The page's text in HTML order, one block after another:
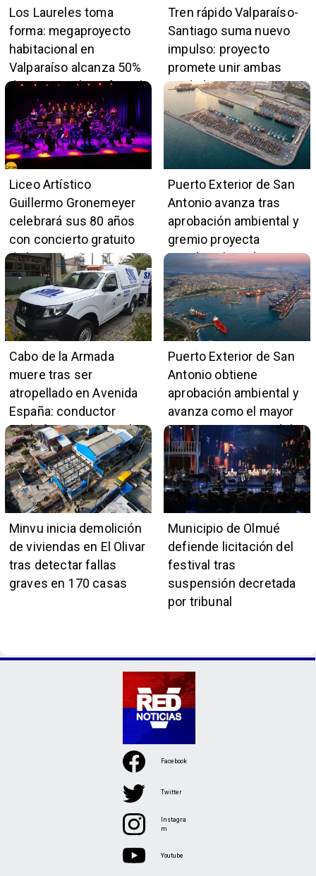
Los Laureles toma
forma: megaproyecto
habitacional en
Valparaíso alcanza 50%
de avance y beneficiará
a 396 familias
Tren rápido Valparaíso-
Santiago suma nuevo
impulso: proyecto
promete unir ambas
ciudades en 45 minutos
Liceo Artístico
Guillermo Gronemeyer
celebrará sus 80 años
con concierto gratuito
de la Orquesta Marga
Marga
Puerto Exterior de San
Antonio avanza tras
aprobación ambiental y
gremio proyecta
impulso al empleo y
comercio local
Cabo de la Armada
muere tras ser
atropellado en Avenida
España: conductor
también pertenece a la
institución naval
Puerto Exterior de San
Antonio obtiene
aprobación ambiental y
avanza como el mayor
proyecto portuario del
país
Minvu inicia demolición
de viviendas en El Olivar
tras detectar fallas
graves en 170 casas
Municipio de Olmué
defiende licitación del
festival tras
suspensión decretada
por tribunal
Facebook
Twitter
Instagra
m
Youtube